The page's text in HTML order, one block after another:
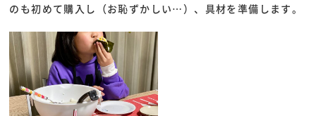
のも初めて購入し（お恥ずかしい…）、具材を準備します。